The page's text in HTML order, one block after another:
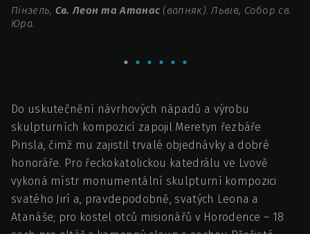
Пінзель, Св. Леон та Атанас (вапняк). Львів, Собор св.
Юра.
Do uskutečnění návrhových nápadů a výrobu
skulpturních kompozicí zapojil Meretyn řezbáře
Pinsla, čimž mu zajistil trvalé objednávky a dobré
honoráře. Pro řeckokatolickou katedrálu ve Lvově
vykoná místr monumentální skulpturní kompozici
svatého Jirí a, pravdepodobně, svatých Leona a
Atanáše; pro kostel otců misionářů v Horodence – 18